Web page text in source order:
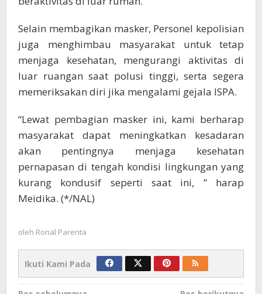
Selain membagikan masker, Personel kepolisian
juga menghimbau masyarakat untuk tetap
menjaga kesehatan, mengurangi aktivitas di
luar ruangan saat polusi tinggi, serta segera
memeriksakan diri jika mengalami gejala ISPA.
“Lewat pembagian masker ini, kami berharap
masyarakat dapat meningkatkan kesadaran
akan pentingnya menjaga kesehatan
pernapasan di tengah kondisi lingkungan yang
kurang kondusif seperti saat ini, ” harap
Meidika. (*/NAL)
oleh Ronal Parenta
Ikuti Kami Pada